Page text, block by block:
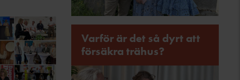
Varför är det så dyrt att
försäkra trähus?